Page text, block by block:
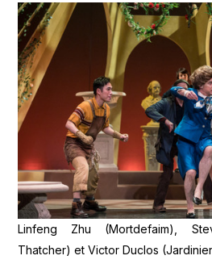
Linfeng Zhu (Mortdefaim),
Thatcher) et Victor Duclos